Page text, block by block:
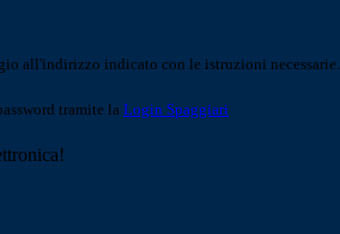
all'indirizzo indicato con le istruzioni necessarie.
tramite la Login Spaggiari